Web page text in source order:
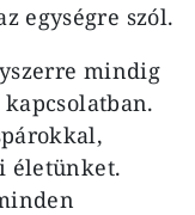
egységre szól.
mindig
életünket.